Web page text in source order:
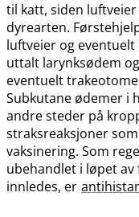
til katt, siden
dyrearten.
luftveier og eventuelt
uttalt larynksødem
eventuelt
Subkutane ødemer i
andre steder på
straksreaksjoner
vaksinering. Som
ubehandlet i løpet
innledes, er